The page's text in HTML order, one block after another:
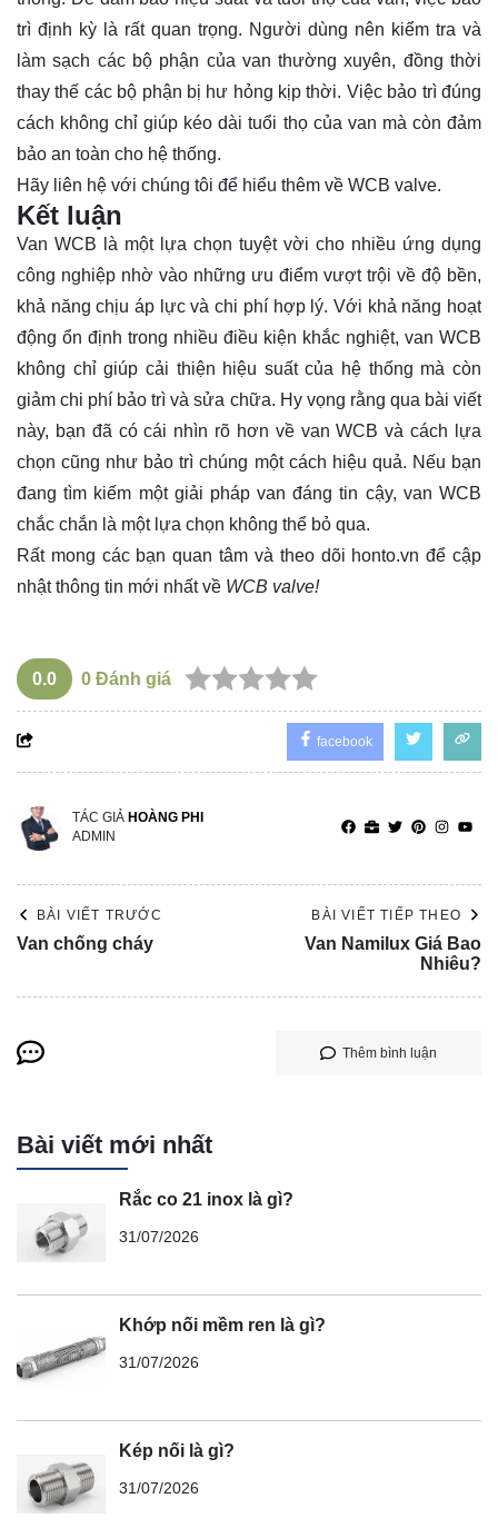
trì định kỳ là rất quan trọng. Người dùng nên kiểm tra và
làm sạch các bộ phận của van thường xuyên, đồng thời
thay thế các bộ phận bị hư hỏng kịp thời. Việc bảo trì đúng
cách không chỉ giúp kéo dài tuổi thọ của van mà còn đảm
bảo an toàn cho hệ thống.
Hãy liên hệ với chúng tôi để hiểu thêm về WCB valve.
Kết luận
Van WCB là một lựa chọn tuyệt vời cho nhiều ứng dụng
công nghiệp nhờ vào những ưu điểm vượt trội về độ bền,
khả năng chịu áp lực và chi phí hợp lý. Với khả năng hoạt
động ổn định trong nhiều điều kiện khắc nghiệt, van WCB
không chỉ giúp cải thiện hiệu suất của hệ thống mà còn
giảm chi phí bảo trì và sửa chữa. Hy vọng rằng qua bài viết
này, bạn đã có cái nhìn rõ hơn về van WCB và cách lựa
chọn cũng như bảo trì chúng một cách hiệu quả. Nếu bạn
đang tìm kiếm một giải pháp van đáng tin cậy, van WCB
chắc chắn là một lựa chọn không thể bỏ qua.
Rất mong các bạn quan tâm và theo dõi honto.vn để cập
nhật thông tin mới nhất về WCB valve!
0.0 0 Đánh giá
facebook
TÁC GIẢ HOÀNG PHI
ADMIN
BÀI VIẾT TRƯỚC
Van chống cháy
BÀI VIẾT TIẾP THEO
Van Namilux Giá Bao
Nhiêu?
Thêm bình luận
Bài viết mới nhất
Rắc co 21 inox là gì?
31/07/2026
Khớp nối mềm ren là gì?
31/07/2026
Kép nối là gì?
31/07/2026